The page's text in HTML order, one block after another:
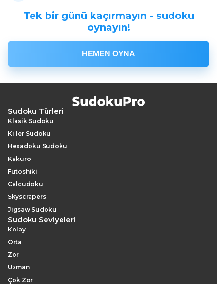
Tek bir günü kaçırmayın - sudoku
oynayın!
HEMEN OYNA
Sudoku Türleri
Klasik Sudoku
Killer Sudoku
Hexadoku Sudoku
Kakuro
Futoshiki
Calcudoku
Skyscrapers
Jigsaw Sudoku
Sudoku Seviyeleri
Kolay
Orta
Zor
Uzman
Çok Zor